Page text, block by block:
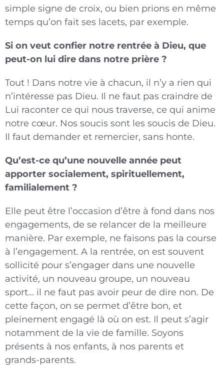
simple signe de croix, ou bien prions en même
temps qu’on fait ses lacets, par exemple.
Si on veut confier notre rentrée à Dieu, que
peut-on lui dire dans notre prière ?
Tout ! Dans notre vie à chacun, il n’y a rien qui
n’intéresse pas Dieu. Il ne faut pas craindre de
Lui raconter ce qui nous traverse, ce qui anime
notre cœur. Nos soucis sont les soucis de Dieu.
Il faut demander et remercier, sans honte.
Qu’est-ce qu’une nouvelle année peut
apporter socialement, spirituellement,
familialement ?
Elle peut être l’occasion d’être à fond dans nos
engagements, de se relancer de la meilleure
manière. Par exemple, ne faisons pas la course
à l’engagement. A la rentrée, on est souvent
sollicité pour s’engager dans une nouvelle
activité, un nouveau groupe, un nouveau
sport… il ne faut pas avoir peur de dire non. De
cette façon, on se permet d’être bon, et
pleinement engagé là où on est. Il peut s’agir
notamment de la vie de famille. Soyons
présents à nos enfants, à nos parents et
grands-parents.